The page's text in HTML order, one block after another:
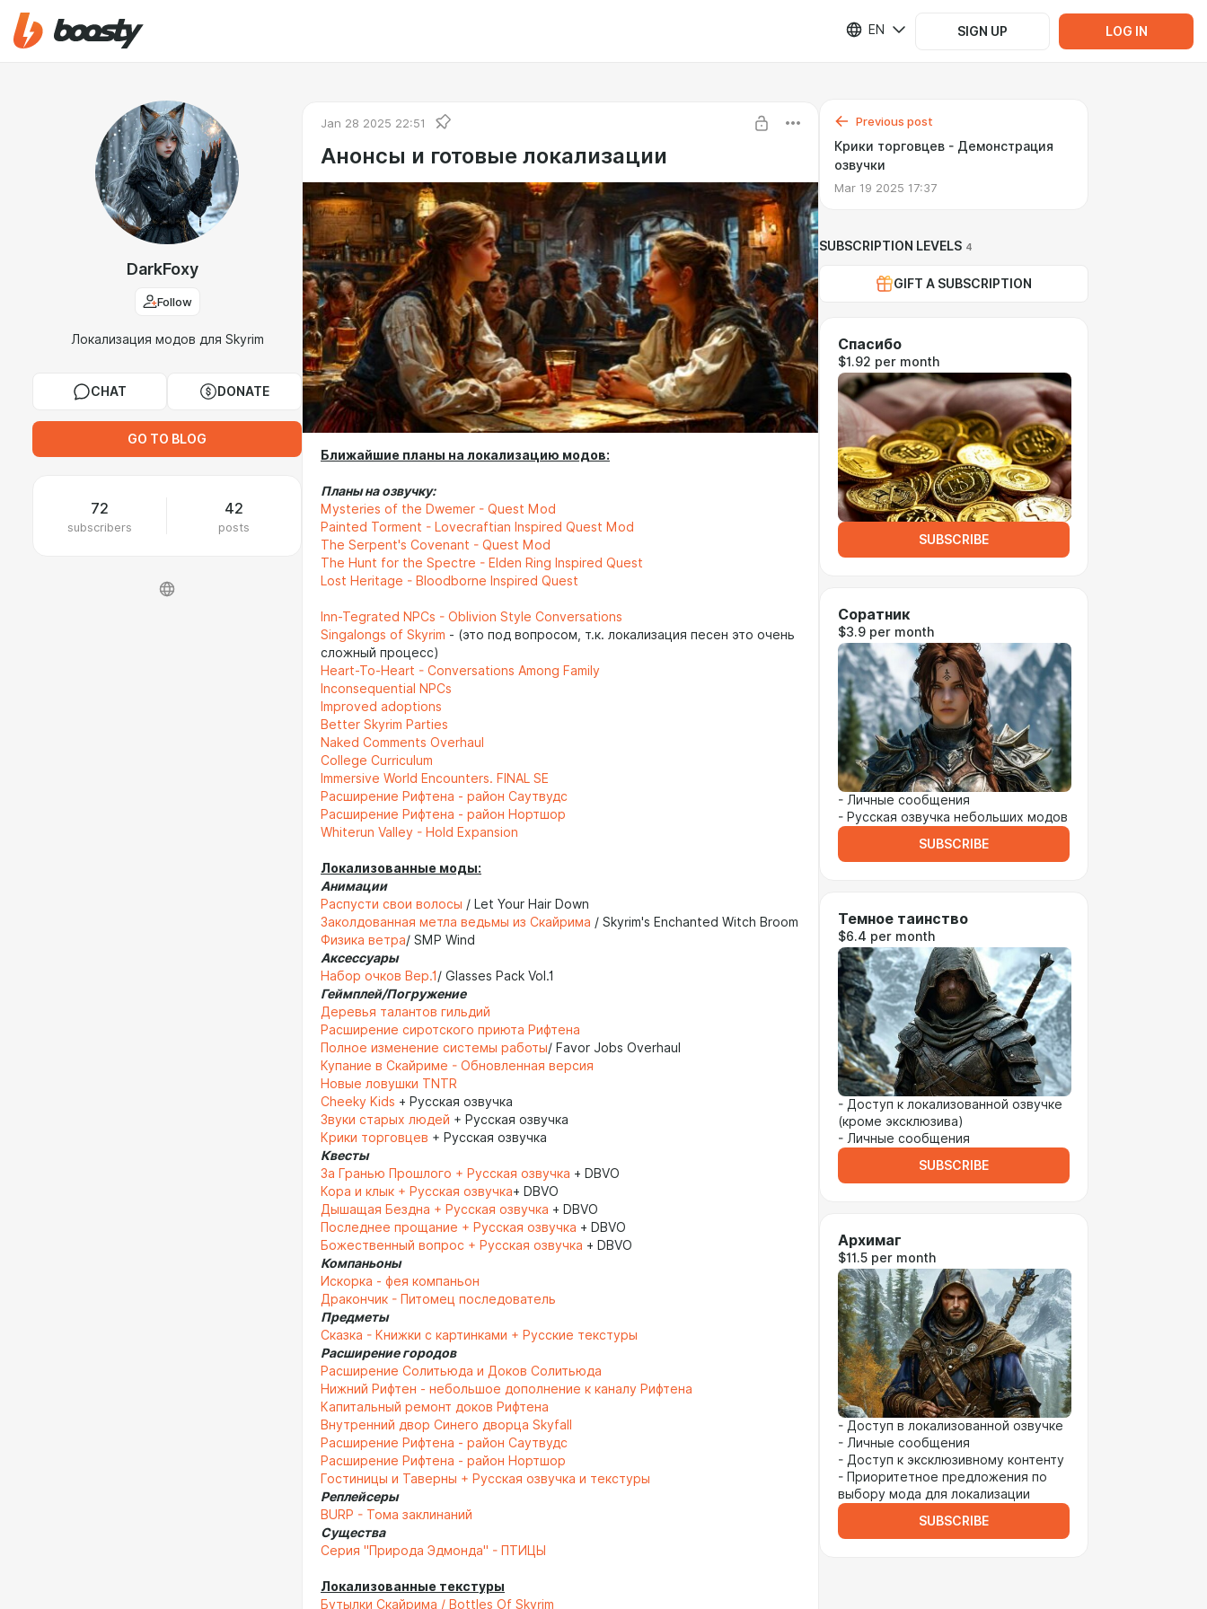
EN SIGN UP LOG IN
DarkFoxy
Follow
Локализация модов для Skyrim
CHAT DONATE
GO TO BLOG
72
subscribers
42
posts
Jan 28 2025 22:51
Анонсы и готовые локализации
Ближайшие планы на локализацию модов:
Планы на озвучку:
Mysteries of the Dwemer - Quest Mod
Painted Torment - Lovecraftian Inspired Quest Mod
The Serpent's Covenant - Quest Mod
The Hunt for the Spectre - Elden Ring Inspired Quest
Lost Heritage - Bloodborne Inspired Quest
Inn-Tegrated NPCs - Oblivion Style Conversations
Singalongs of Skyrim - (это под вопросом, т.к. локализация песен это очень
сложный процесс)
Heart-To-Heart - Conversations Among Family
Inconsequential NPCs
Improved adoptions
Better Skyrim Parties
Naked Comments Overhaul
College Curriculum
Immersive World Encounters. FINAL SE
Расширение Рифтена - район Саутвудс
Расширение Рифтена - район Нортшор
Whiterun Valley - Hold Expansion
Локализованные моды:
Анимации
Распусти свои волосы / Let Your Hair Down
Заколдованная метла ведьмы из Скайрима / Skyrim's Enchanted Witch Broom
Физика ветра/ SMP Wind
Аксессуары
Набор очков Вер.1/ Glasses Pack Vol.1
Геймплей/Погружение
Деревья талантов гильдий
Расширение сиротского приюта Рифтена
Полное изменение системы работы/ Favor Jobs Overhaul
Купание в Скайриме - Обновленная версия
Новые ловушки TNTR
Cheeky Kids + Русская озвучка
Звуки старых людей + Русская озвучка
Крики торговцев + Русская озвучка
Квесты
За Гранью Прошлого + Русская озвучка + DBVO
Кора и клык + Русская озвучка+ DBVO
Дышащая Бездна + Русская озвучка + DBVO
Последнее прощание + Русская озвучка + DBVO
Божественный вопрос + Русская озвучка + DBVO
Компаньоны
Искорка - фея компаньон
Дракончик - Питомец последователь
Предметы
Сказка - Книжки с картинками + Русские текстуры
Расширение городов
Расширение Солитьюда и Доков Солитьюда
Нижний Рифтен - небольшое дополнение к каналу Рифтена
Капитальный ремонт доков Рифтена
Внутренний двор Синего дворца Skyfall
Расширение Рифтена - район Саутвудс
Расширение Рифтена - район Нортшор
Гостиницы и Таверны + Русская озвучка и текстуры
Реплейсеры
BURP - Тома заклинаний
Существа
Серия "Природа Эдмонда" - ПТИЦЫ
Локализованные текстуры
Бутылки Скайрима / Bottles Of Skyrim
Previous post
Крики торговцев - Демонстрация
озвучки
Mar 19 2025 17:37
SUBSCRIPTION LEVELS 4
GIFT A SUBSCRIPTION
Спасибо
$1.92 per month
SUBSCRIBE
Соратник
$3.9 per month
- Личные сообщения
- Русская озвучка небольших модов
SUBSCRIBE
Темное таинство
$6.4 per month
- Доступ к локализованной озвучке
(кроме эксклюзива)
- Личные сообщения
SUBSCRIBE
Архимаг
$11.5 per month
- Доступ в локализованной озвучке
- Личные сообщения
- Доступ к эксклюзивному контенту
- Приоритетное предложения по
выбору мода для локализации
SUBSCRIBE